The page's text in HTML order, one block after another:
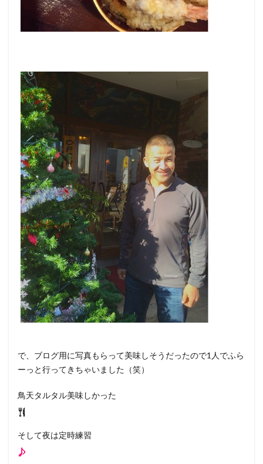
で、ブログ用に写真もらって美味しそうだったので1人でふら
ーっと行ってきちゃいました（笑）
鳥天タルタル美味しかった
そして夜は定時練習